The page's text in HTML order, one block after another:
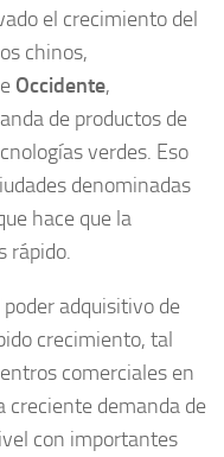
el crecimiento del
chinos,
Occidente,
de productos de
verdes. Eso
denominadas
hace que la
rápido.
adquisitivo de
crecimiento, tal
comerciales en
creciente demanda de
con importantes